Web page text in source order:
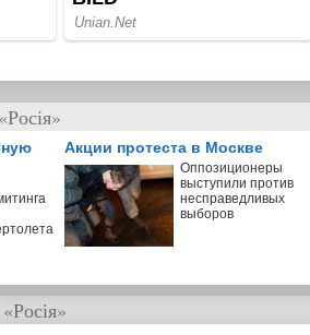
Акции протеста в Москве
Оппозиционеры
выступили против
несправедливых
выборов
«Росія»